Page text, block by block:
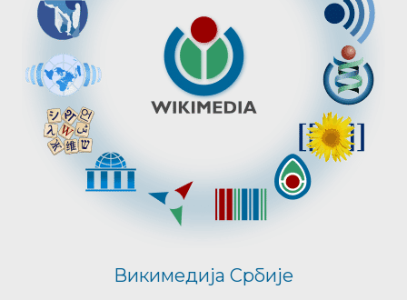
Викимедија Србије